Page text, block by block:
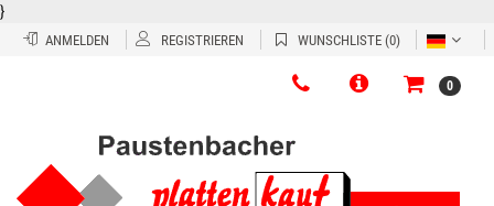
}
ANMELDEN REGISTRIEREN WUNSCHLISTE (0)
0